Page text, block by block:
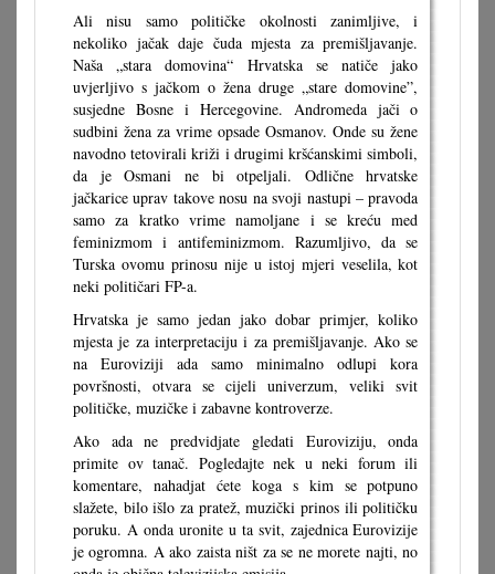
Ali nisu samo političke okolnosti zanimljive, i
nekoliko jačak daje čuda mjesta za premišljavanje.
Naša „stara domovina“ Hrvatska se natiče jako
uvjerljivo s jačkom o žena druge „stare domovine”,
susjedne Bosne i Hercegovine. Andromeda jači o
sudbini žena za vrime opsade Osmanov. Onde su žene
navodno tetovirali križi i drugimi kršćanskimi simboli,
da je Osmani ne bi otpeljali. Odlične hrvatske
jačkarice uprav takove nosu na svoji nastupi – pravoda
samo za kratko vrime namoljane i se kreću med
feminizmom i antifeminizmom. Razumljivo, da se
Turska ovomu prinosu nije u istoj mjeri veselila, kot
neki političari FP-a.
Hrvatska je samo jedan jako dobar primjer, koliko
mjesta je za interpretaciju i za premišljavanje. Ako se
na Euroviziji ada samo minimalno odlupi kora
površnosti, otvara se cijeli univerzum, veliki svit
političke, muzičke i zabavne kontroverze.
Ako ada ne predvidjate gledati Euroviziju, onda
primite ov tanač. Pogledajte nek u neki forum ili
komentare, nahadjat ćete koga s kim se potpuno
slažete, bilo išlo za pratež, muzički prinos ili političku
poruku. A onda uronite u ta svit, zajednica Eurovizije
je ogromna. A ako zaista ništ za se ne morete najti, no